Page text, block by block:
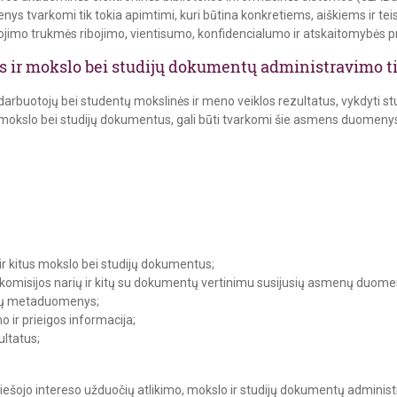
tvarkomi tik tokia apimtimi, kuri būtina konkretiems, aiškiems ir
trukmės ribojimo, vientisumo, konfidencialumo ir atskaitomybės
ir mokslo bei studijų dokumentų administravimo
bei studentų mokslinės ir meno veiklos rezultatus, vykdyti
bei studijų dokumentus, gali būti tvarkomi šie asmens
kitus mokslo bei studijų dokumentus;
narių ir kitų su dokumentų vertinimu susijusių asmenų
metaduomenys;
ir prieigos informacija;
intereso užduočių atlikimo, mokslo ir studijų dokumentų